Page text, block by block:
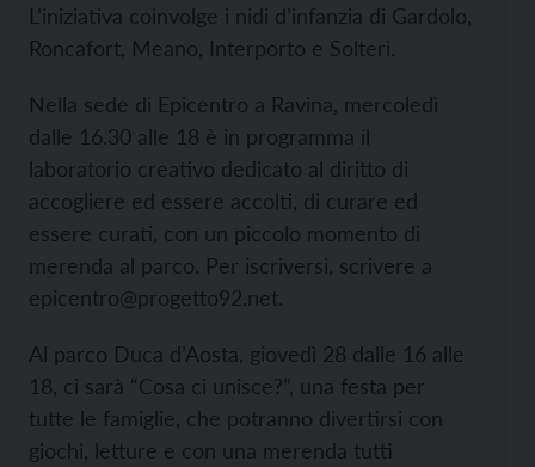
L’iniziativa coinvolge i nidi d’infanzia di Gardolo,
Roncafort, Meano, Interporto e Solteri.
Nella sede di Epicentro a Ravina, mercoledì
dalle 16.30 alle 18 è in programma il
laboratorio creativo dedicato al diritto di
accogliere ed essere accolti, di curare ed
essere curati, con un piccolo momento di
merenda al parco. Per iscriversi, scrivere a
epicentro@progetto92.net.
Al parco Duca d’Aosta, giovedì 28 dalle 16 alle
18, ci sarà “Cosa ci unisce?”, una festa per
tutte le famiglie, che potranno divertirsi con
giochi, letture e con una merenda tutti